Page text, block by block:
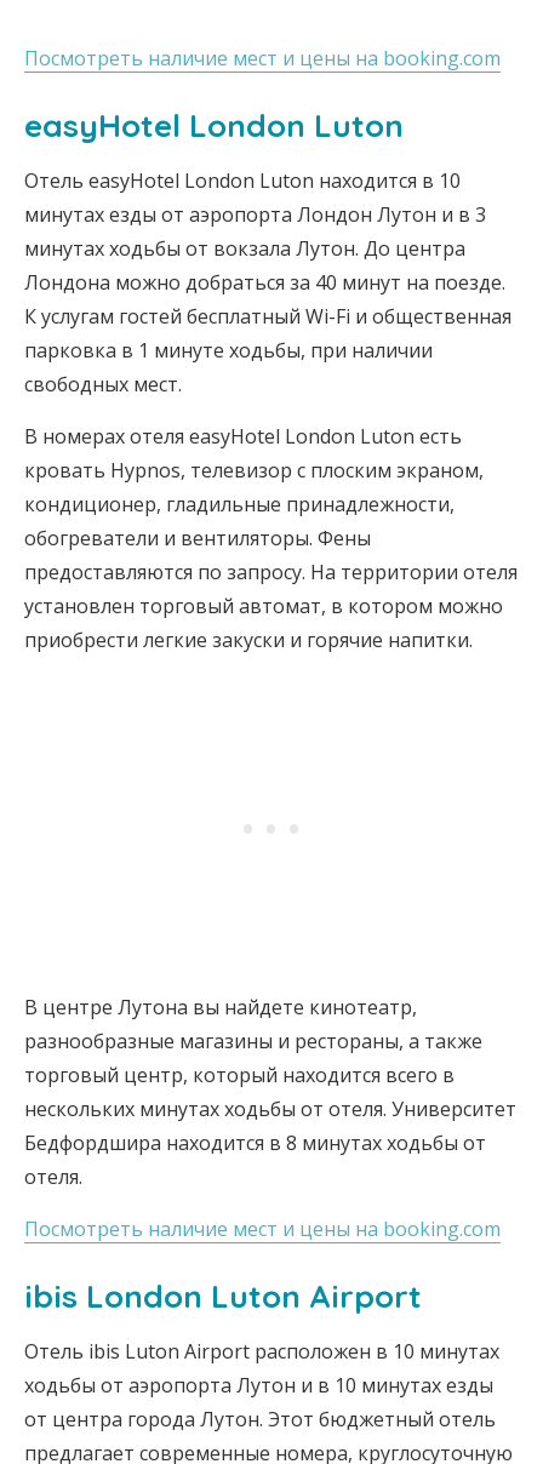
Посмотреть наличие мест и цены на booking.com
easyHotel London Luton
Отель easyHotel London Luton находится в 10
минутах езды от аэропорта Лондон Лутон и в 3
минутах ходьбы от вокзала Лутон. До центра
Лондона можно добраться за 40 минут на поезде.
К услугам гостей бесплатный Wi-Fi и общественная
парковка в 1 минуте ходьбы, при наличии
свободных мест.
В номерах отеля easyHotel London Luton есть
кровать Hypnos, телевизор с плоским экраном,
кондиционер, гладильные принадлежности,
обогреватели и вентиляторы. Фены
предоставляются по запросу. На территории отеля
установлен торговый автомат, в котором можно
приобрести легкие закуски и горячие напитки.
В центре Лутона вы найдете кинотеатр,
разнообразные магазины и рестораны, а также
торговый центр, который находится всего в
нескольких минутах ходьбы от отеля. Университет
Бедфордшира находится в 8 минутах ходьбы от
отеля.
Посмотреть наличие мест и цены на booking.com
ibis London Luton Airport
Отель ibis Luton Airport расположен в 10 минутах
ходьбы от аэропорта Лутон и в 10 минутах езды
от центра города Лутон. Этот бюджетный отель
предлагает современные номера, круглосуточную